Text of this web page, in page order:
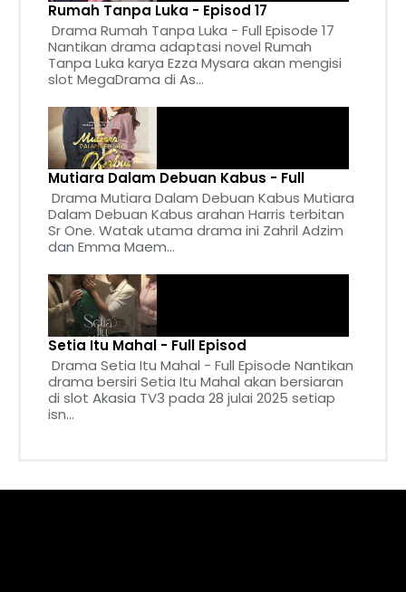
Rumah Tanpa Luka - Episod 17
Drama Rumah Tanpa Luka - Full Episode 17
Nantikan drama adaptasi novel Rumah
Tanpa Luka karya Ezza Mysara akan mengisi
slot MegaDrama di As...
Mutiara Dalam Debuan Kabus - Full
Drama Mutiara Dalam Debuan Kabus Mutiara
Dalam Debuan Kabus arahan Harris terbitan
Sr One. Watak utama drama ini Zahril Adzim
dan Emma Maem...
Setia Itu Mahal - Full Episod
Drama Setia Itu Mahal - Full Episode Nantikan
drama bersiri Setia Itu Mahal akan bersiaran
di slot Akasia TV3 pada 28 julai 2025 setiap
isn...